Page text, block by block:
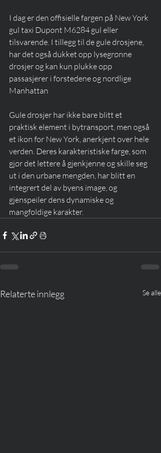
I dag er den offisielle fargen på New York
gul taxi Dupont M6284 gul eller
tilsvarende. I tillegg til de gule drosjene,
har det også dukket opp lysegrønne
drosjer og kan kun plukke opp
passasjerer i forstedene og nordlige
Manhattan
Gule drosjer har ikke bare blitt et
praktisk element i bytransport, men også
et ikon for New York, anerkjent over hele
verden. Deres karakteristiske farge, som
gjør det lettere å gjenkjenne og skille seg
ut i den urbane mengden, har blitt en
integrert del av byens image, og
gjenspeiler dens dynamiske og
mangfoldige karakter.
Relaterte innlegg Se alle